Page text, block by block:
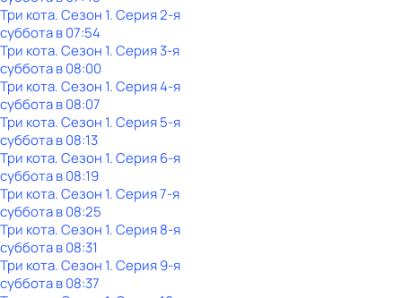
Три кота. Сезон 1. Серия 2-я
субботав07:54
Три кота. Сезон 1. Серия 3-я
субботав08:00
Три кота. Сезон 1. Серия 4-я
субботав08:07
Три кота. Сезон 1. Серия 5-я
субботав08:13
Три кота. Сезон 1. Серия 6-я
субботав08:19
Три кота. Сезон 1. Серия 7-я
субботав08:25
Три кота. Сезон 1. Серия 8-я
субботав08:31
Три кота. Сезон 1. Серия 9-я
субботав08:37